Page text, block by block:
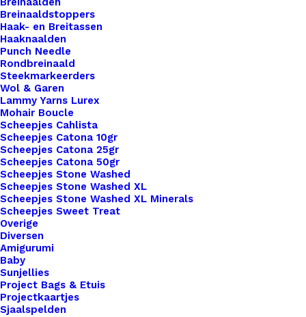
Breinaaldstoppers
Haak- en Breitassen
Haaknaalden
Punch Needle
Rondbreinaald
Steekmarkeerders
Wol & Garen
Lammy Yarns Lurex
Mohair Boucle
Scheepjes Cahlista
Scheepjes Catona 10gr
Scheepjes Catona 25gr
Scheepjes Catona 50gr
Scheepjes Stone Washed
Scheepjes Stone Washed XL
Scheepjes Stone Washed XL Minerals
Scheepjes Sweet Treat
Overige
Diversen
Amigurumi
Baby
Sunjellies
Project Bags & Etuis
Projectkaartjes
Sjaalspelden
Categorie
Binnen 1-3 werkdagen verzonden
Veilig betalen
Unieke en kwaliteitsproducten
Overzicht
Nog meer leuks!